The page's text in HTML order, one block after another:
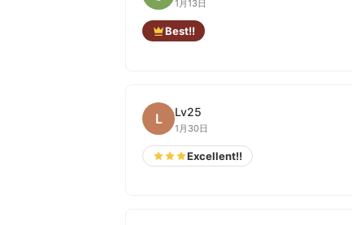
1月13日
Best!!
L Lv25
1月30日
Excellent!!